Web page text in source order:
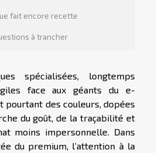
fait encore recette
à trancher
spécialisées, longtemps
face aux géants du e-
pourtant des couleurs, dopées
du goût, de la traçabilité et
moins impersonnelle. Dans
du premium, l’attention à la